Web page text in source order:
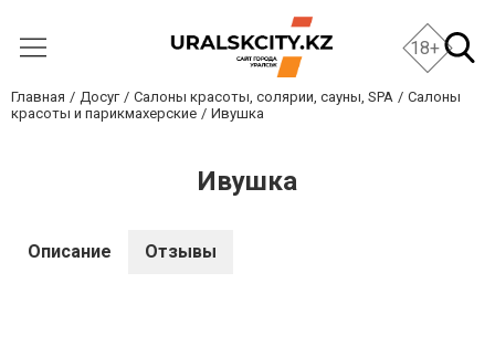
18+
Главная Досуг Салоны красоты, солярии, сауны, SPA
Салоны
красоты и парикмахерские
Ивушка
Ивушка
Описание Отзывы